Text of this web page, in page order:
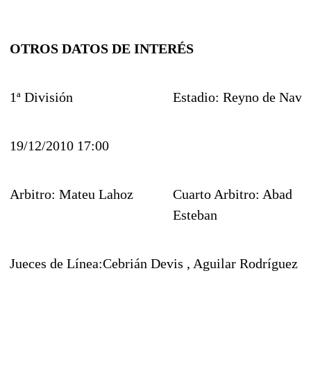
OTROS DATOS DE INTERÉS
1ª División Estadio: Reyno de
19/12/2010 17:00
Arbitro: Mateu Lahoz
Cuarto Arbitro: Abad
Esteban
Jueces de Línea:Cebrián Devis , Aguilar Rodríguez